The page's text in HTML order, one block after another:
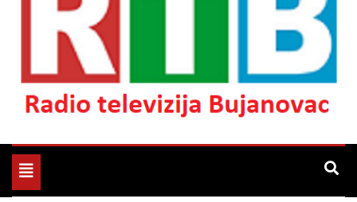
РТБ Бујановац
Toggle
navigation